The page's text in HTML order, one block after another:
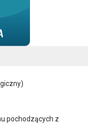
pochodzących z